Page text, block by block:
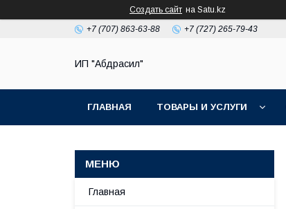
Создать сайт на Satu.kz
+7 (707) 863-63-88 +7 (727) 265-79-43
ИП "Абдрасил"
ГЛАВНАЯ ТОВАРЫ И УСЛУГИ
Главная